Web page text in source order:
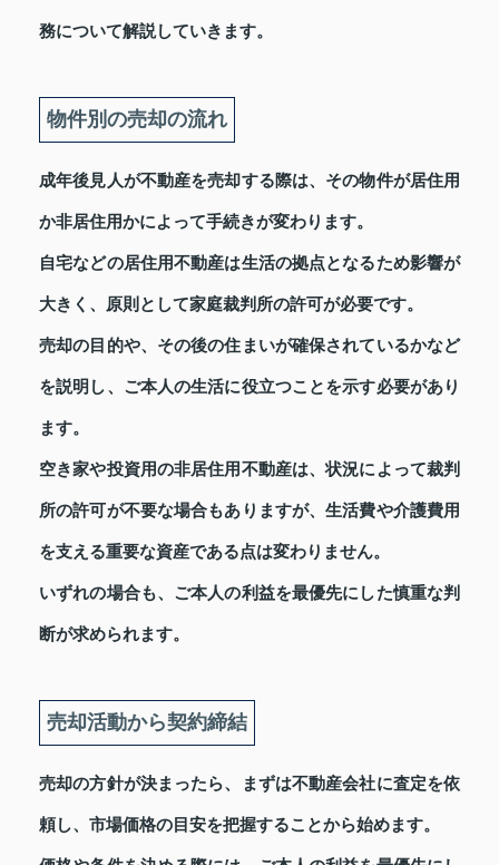
務について解説していきます。
物件別の売却の流れ
成年後見人が不動産を売却する際は、その物件が居住用
か非居住用かによって手続きが変わります。
自宅などの居住用不動産は生活の拠点となるため影響が
大きく、原則として家庭裁判所の許可が必要です。
売却の目的や、その後の住まいが確保されているかなど
を説明し、ご本人の生活に役立つことを示す必要があり
ます。
空き家や投資用の非居住用不動産は、状況によって裁判
所の許可が不要な場合もありますが、生活費や介護費用
を支える重要な資産である点は変わりません。
いずれの場合も、ご本人の利益を最優先にした慎重な判
断が求められます。
売却活動から契約締結
売却の方針が決まったら、まずは不動産会社に査定を依
頼し、市場価格の目安を把握することから始めます。